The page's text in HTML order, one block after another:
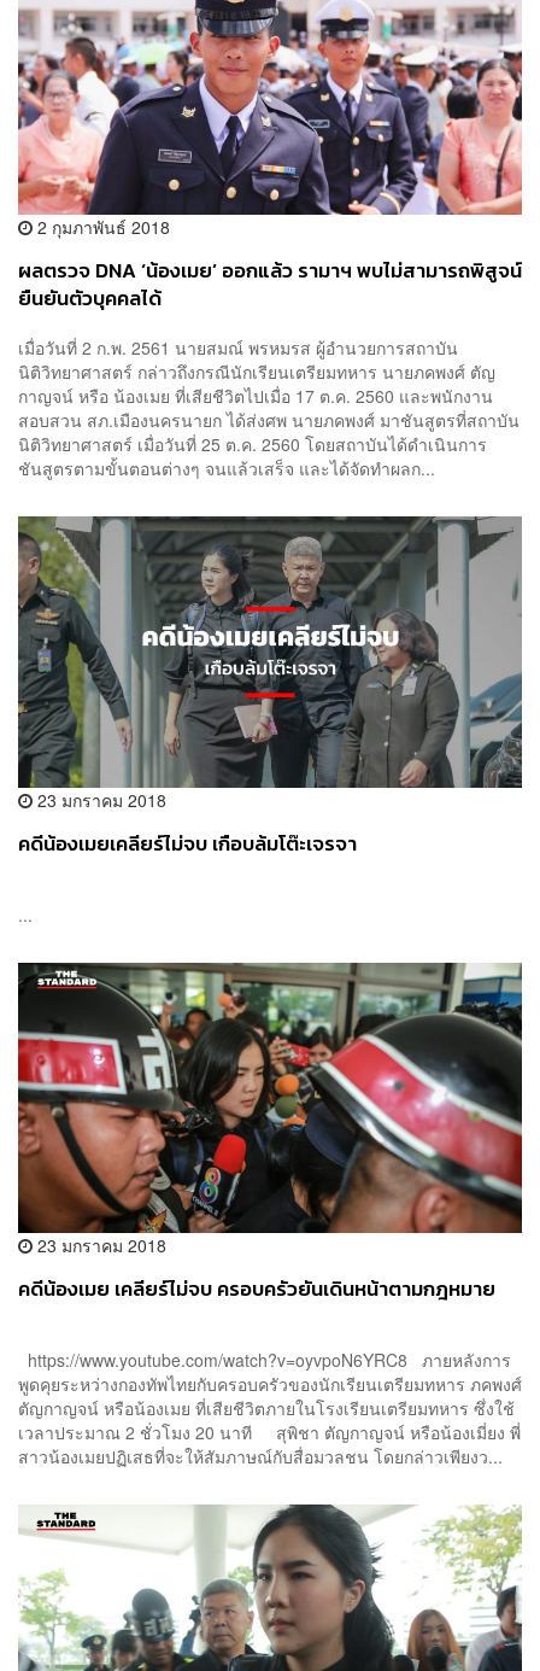
2 กุมภาพันธ์ 2018
ผลตรวจ DNA ‘น้องเมย’ ออกแล้ว รามาฯ พบไม่สามารถพิสูจน์
ยืนยันตัวบุคคลได้
เมื่อวันที่ 2 ก.พ. 2561 นายสมณ์ พรหมรส ผู้อำนวยการสถาบัน
นิติวิทยาศาสตร์ กล่าวถึงกรณีนักเรียนเตรียมทหาร นายภคพงศ์ ตัญ
กาญจน์ หรือ น้องเมย ที่เสียชีวิตไปเมื่อ 17 ต.ค. 2560 และพนักงาน
สอบสวน สภ.เมืองนครนายก ได้ส่งศพ นายภคพงศ์ มาชันสูตรที่สถาบัน
นิติวิทยาศาสตร์ เมื่อวันที่ 25 ต.ค. 2560 โดยสถาบันได้ดำเนินการ
ชันสูตรตามขั้นตอนต่างๆ จนแล้วเสร็จ และได้จัดทำผลก...
23 มกราคม 2018
คดีน้องเมยเคลียร์ไม่จบ เกือบล้มโต๊ะเจรจา
...
23 มกราคม 2018
คดีน้องเมย เคลียร์ไม่จบ ครอบครัวยันเดินหน้าตามกฎหมาย
https://www.youtube.com/watch?v=oyvpoN6YRC8 ภายหลังการ
พูดคุยระหว่างกองทัพไทยกับครอบครัวของนักเรียนเตรียมทหาร ภคพงศ์
ตัญกาญจน์ หรือน้องเมย ที่เสียชีวิตภายในโรงเรียนเตรียมทหาร ซึ่งใช้
เวลาประมาณ 2 ชั่วโมง 20 นาที สุพิชา ตัญกาญจน์ หรือน้องเมี่ยง พี่
สาวน้องเมยปฏิเสธที่จะให้สัมภาษณ์กับสื่อมวลชน โดยกล่าวเพียงว...